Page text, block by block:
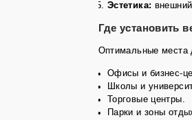
Эстетика:
Где установить
Оптимальные места
Офисы и бизнес-
Школы и
Торговые центры.
Парки и зоны